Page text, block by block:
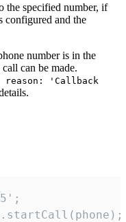
the specified number, if
configured and the
number is in the
can be made.
'Callback